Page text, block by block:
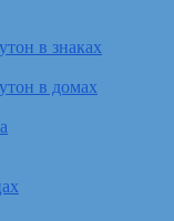
в знаках
в домах